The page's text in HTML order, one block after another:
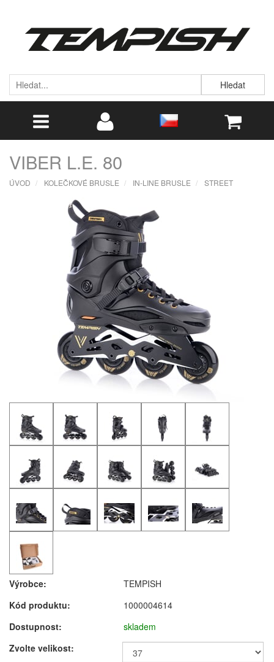
Hledat
VIBER L.E. 80
ÚVOD KOLEČKOVÉ BRUSLE IN-LINE BRUSLE STREET
Výrobce:
TEMPISH
Kód produktu:
1000004614
Dostupnost:
skladem
Zvolte velikost: